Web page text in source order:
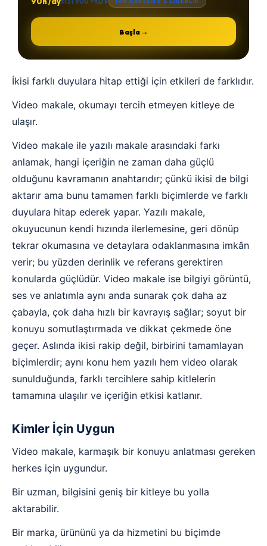
TAM KAPASİTE & LİDERLİK
Başla→
İkisi farklı duyulara hitap ettiği için etkileri de farklıdır.
Video makale, okumayı tercih etmeyen kitleye de
ulaşır.
Video makale ile yazılı makale arasındaki farkı
anlamak, hangi içeriğin ne zaman daha güçlü
olduğunu kavramanın anahtarıdır; çünkü ikisi de bilgi
aktarır ama bunu tamamen farklı biçimlerde ve farklı
duyulara hitap ederek yapar. Yazılı makale,
okuyucunun kendi hızında ilerlemesine, geri dönüp
tekrar okumasına ve detaylara odaklanmasına imkân
verir; bu yüzden derinlik ve referans gerektiren
konularda güçlüdür. Video makale ise bilgiyi görüntü,
ses ve anlatımla aynı anda sunarak çok daha az
çabayla, çok daha hızlı bir kavrayış sağlar; soyut bir
konuyu somutlaştırmada ve dikkat çekmede öne
geçer. Aslında ikisi rakip değil, birbirini tamamlayan
biçimlerdir; aynı konu hem yazılı hem video olarak
sunulduğunda, farklı tercihlere sahip kitlelerin
tamamına ulaşılır ve içeriğin etkisi katlanır.
Kimler İçin Uygun
Video makale, karmaşık bir konuyu anlatması gereken
herkes için uygundur.
Bir uzman, bilgisini geniş bir kitleye bu yolla
aktarabilir.
Bir marka, ürününü ya da hizmetini bu biçimde